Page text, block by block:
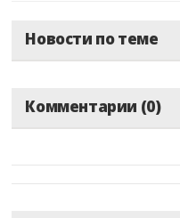
Новости по теме
Комментарии (0)